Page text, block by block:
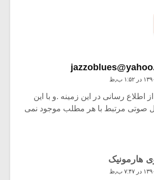
اطلاع رسانی در این زمینه .و با این
صوتی مرتبط با هر مطلب موجود نمی
هارمونیک